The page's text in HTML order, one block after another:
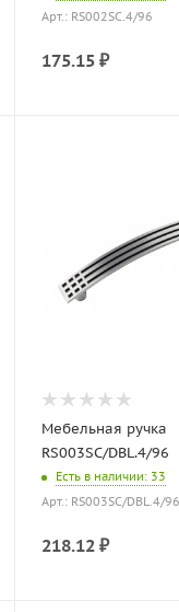
Арт.: RS002SC.4/96
175.15 ₽
Мебельная ручка
RS003SC/DBL.4/96
Есть в наличии: 33
Арт.: RS003SC/DBL.4/96
218.12 ₽